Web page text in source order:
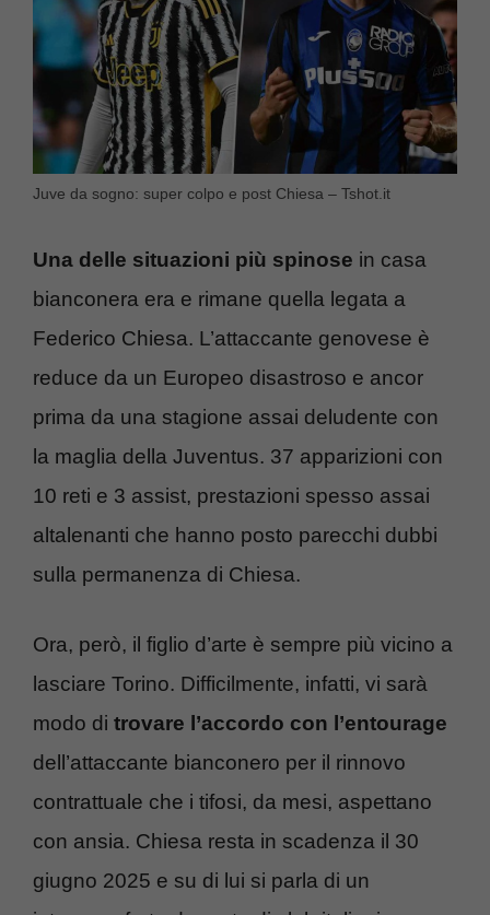
Juve da sogno: super colpo e post Chiesa – Tshot.it
Una delle situazioni più spinose in casa
bianconera era e rimane quella legata a
Federico Chiesa. L’attaccante genovese è
reduce da un Europeo disastroso e ancor
prima da una stagione assai deludente con
la maglia della Juventus. 37 apparizioni con
10 reti e 3 assist, prestazioni spesso assai
altalenanti che hanno posto parecchi dubbi
sulla permanenza di Chiesa.
Ora, però, il figlio d’arte è sempre più vicino a
lasciare Torino. Difficilmente, infatti, vi sarà
modo di trovare l’accordo con l’entourage
dell’attaccante bianconero per il rinnovo
contrattuale che i tifosi, da mesi, aspettano
con ansia. Chiesa resta in scadenza il 30
giugno 2025 e su di lui si parla di un